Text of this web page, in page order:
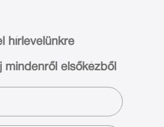
hírlevelünkre
mindenről elsőkézből